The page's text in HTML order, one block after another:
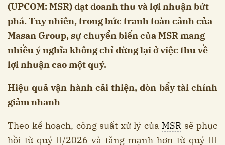
(UPCOM: MSR) đạt doanh thu và lợi nhuận bứt
phá. Tuy nhiên, trong bức tranh toàn cảnh của
Masan Group, sự chuyển biến của MSR mang
nhiều ý nghĩa không chỉ dừng lại ở việc thu về
lợi nhuận cao một quý.
Hiệu quả vận hành cải thiện, đòn bẩy tài chính
giảm nhanh
Theo kế hoạch, công suất xử lý của MSR sẽ phục
hồi từ quý II/2026 và tăng mạnh hơn từ quý III